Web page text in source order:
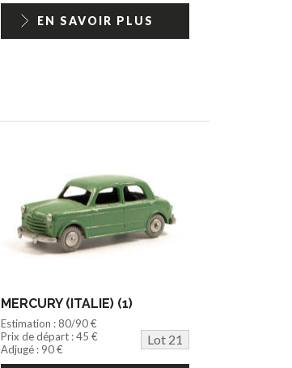
EN SAVOIR PLUS
MERCURY (ITALIE) (1)
Estimation : 80/90 €
Prix de départ : 45 €
Lot 21
Adjugé : 90 €